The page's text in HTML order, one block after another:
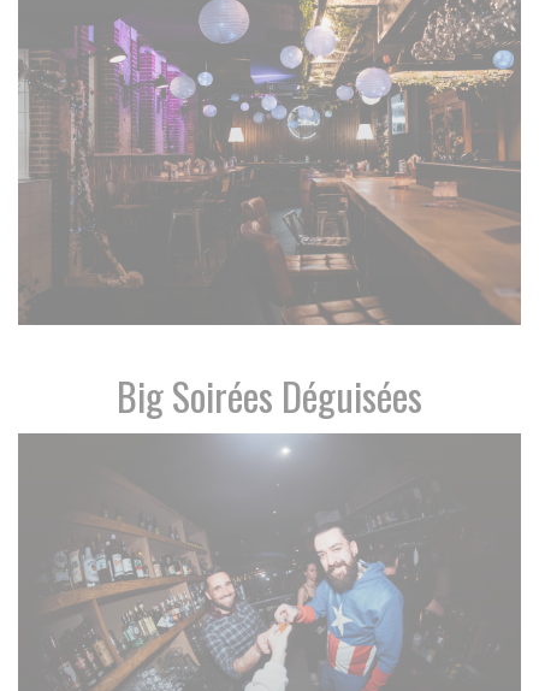
Big Soirées Déguisées